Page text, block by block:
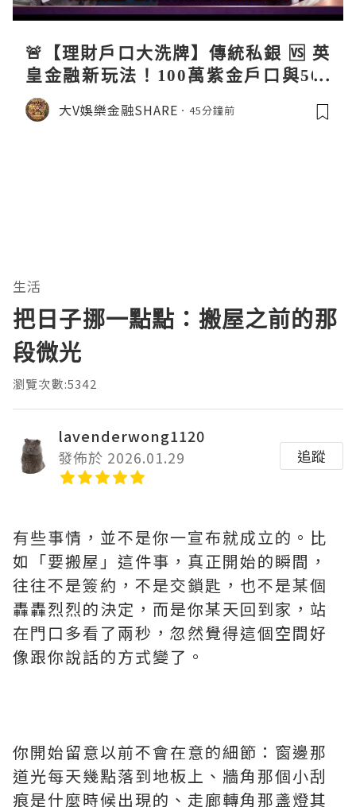
🚨【理財戶口大洗牌】傳統私銀 🆚 英
皇金融新玩法！100萬紫金戶口與500
萬鑽石特權終極對決 🥊銀行傳統迎新
🆚英皇生態圈特權
大V娛樂金融SHARE 45分鐘前
生活
把日子挪一點點：搬屋之前的那
段微光
瀏覽次數:5342
lavenderwong1120
發佈於 2026.01.29
追蹤
有些事情，並不是你一宣布就成立的。比
如「要搬屋」這件事，真正開始的瞬間，
往往不是簽約，不是交鎖匙，也不是某個
轟轟烈烈的決定，而是你某天回到家，站
在門口多看了兩秒，忽然覺得這個空間好
像跟你說話的方式變了。
你開始留意以前不會在意的細節：窗邊那
道光每天幾點落到地板上、牆角那個小刮
痕是什麼時候出現的、走廊轉角那盞燈其